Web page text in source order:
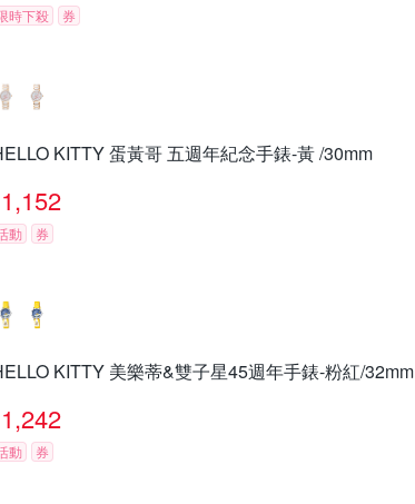
時下殺 券
KITTY 蛋黃哥 五週年紀念手錶-黃 /30mm
1,152
動 券
KITTY 美樂蒂&雙子星45週年手錶-粉紅/32mm
1,242
動 券